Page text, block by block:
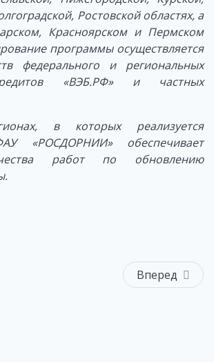
Ростовской областях, а
Красноярском и Пермском
программы осуществляется
федерального и региональных
«ВЭБ.РФ» и частных
в которых реализуется
«РОСДОРНИИ» обеспечивает
работ по обновлению
Вперед